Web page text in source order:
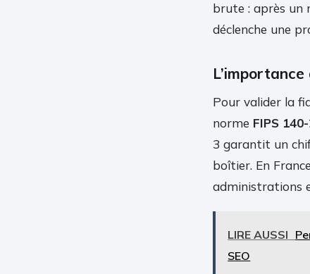
brute : après un
déclenche une
Pour valider la
norme FIPS
3 garantit un
boîtier. En
administrations
LIRE AUSSI
SEO